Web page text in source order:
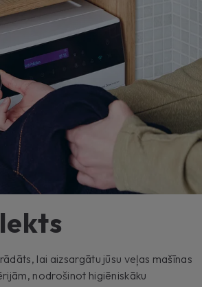
lai aizsargātu jūsu veļas mašīnas
nodrošinot higiēniskāku